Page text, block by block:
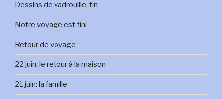
Dessins de vadrouille, fin
Notre voyage est fini
Retour de voyage
22 juin: le retour à la maison
21 juin: la famille